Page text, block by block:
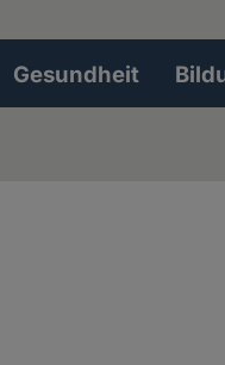
Gesundheit